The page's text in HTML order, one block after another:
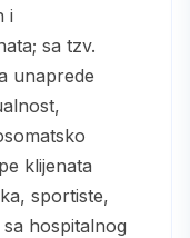
i
sa tzv.
unaprede
klijenata
sportiste,
hospitalnog